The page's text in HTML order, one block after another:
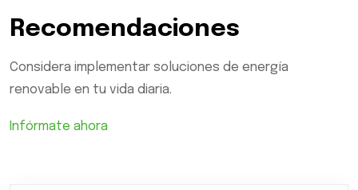
Recomendaciones
Considera implementar soluciones de energía
renovable en tu vida diaria.
Infórmate ahora